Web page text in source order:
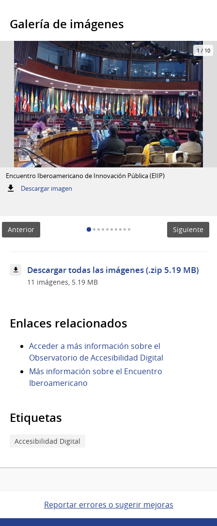
Galería de imágenes
1 / 10
Encuentro Iberoamericano de Innovación Pública (EIIP)
Descargar imagen:
Pública
Anterior Siguiente
Descargar todas las imágenes (.zip 5.19 MB)
11 imágenes, 5.19 MB
Enlaces relacionados
Acceder a más información sobre el
Observatorio de Accesibilidad Digital
Más información sobre el Encuentro
Iberoamericano
Etiquetas
Accesibilidad Digital
Reportar errores o sugerir mejoras